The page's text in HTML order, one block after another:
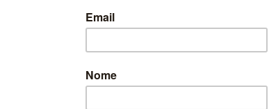
28 OTTOBRE 2025
bambina artigianali,matrimonio,
da Giulia Mantelline
Saldi,
su